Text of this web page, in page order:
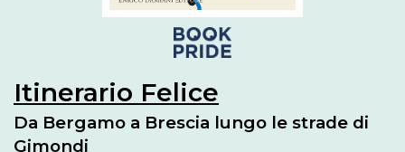
Itinerario Felice
Da Bergamo a Brescia lungo le strade di
Gimondi